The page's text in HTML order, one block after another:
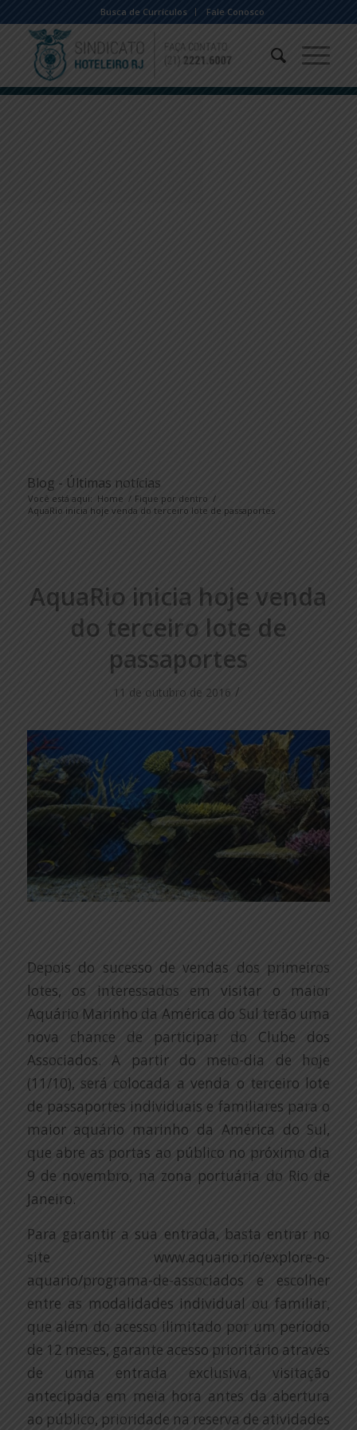
Busca de Currículos Fale Conosco
Blog - Últimas notícias
Você está aqui: Home / Fique por dentro /
AquaRio inicia hoje venda do terceiro lote de passaportes
AquaRio inicia hoje venda
do terceiro lote de
passaportes
11 de outubro de 2016 /
Depois do sucesso de vendas dos primeiros
lotes, os interessados em visitar o maior
Aquário Marinho da América do Sul terão uma
nova chance de participar do Clube dos
Associados. A partir do meio-dia de hoje
(11/10), será colocada a venda o terceiro lote
de passaportes individuais e familiares para o
maior aquário marinho da América do Sul,
que abre as portas ao público no próximo dia
9 de novembro, na zona portuária do Rio de
Janeiro.
Para garantir a sua entrada, basta entrar no
site www.aquario.rio/explore-o-
aquario/programa-de-associados e escolher
entre as modalidades individual ou familiar,
que além do acesso ilimitado por um período
de 12 meses, garante acesso prioritário através
de uma entrada exclusiva, visitação
antecipada em meia hora antes da abertura
ao público, prioridade na reserva de atividades